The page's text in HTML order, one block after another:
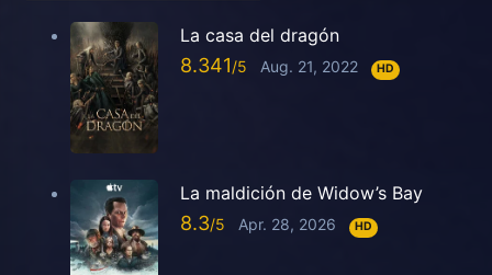
La casa del dragón
8.341 Aug. 21, 2022 HD
La maldición de Widow’s Bay
8.3 Apr. 28, 2026 HD